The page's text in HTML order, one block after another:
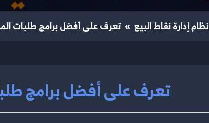
نظام إدارة نقاط البيع تعرف على أفضل برامج طلبات
تعرف على أفضل برامج